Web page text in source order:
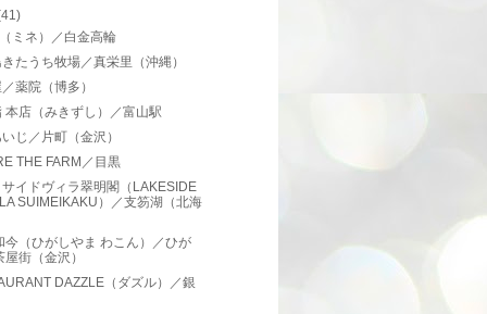
ミネ）／白金高輪
たうち牧場／真栄里（沖縄）
薬院（博多）
本店（みきずし）／富山駅
じ／片町（金沢）
THE FARM／目黒
イドヴィラ翠明閣（LAKESIDE
SUIMEIKAKU）／支笏湖（北海
今（ひがしやま わこん）／ひが
屋街（金沢）
DAZZLE（ダズル）／銀